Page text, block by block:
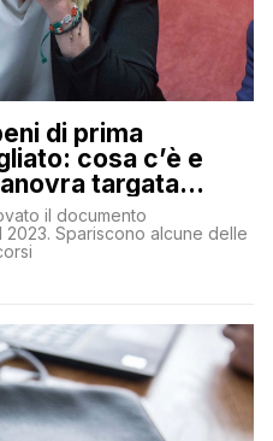
di prima
cosa c’è e
targata
il documento
Spariscono alcune delle